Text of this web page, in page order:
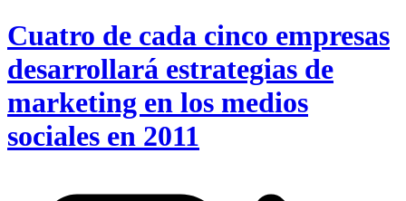
Cuatro de cada cinco empresas
desarrollará estrategias de
marketing en los medios
sociales en 2011